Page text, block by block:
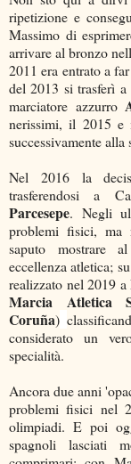
ripetizione e
Massimo di
arrivare al bronzo
2011 era entrato a
del 2013 si trasferì a
marciatore azzurro
nerissimi, il 2015 e
successivamente alla
Nel 2016 la
trasferendosi a
Parcesepe. Negli
problemi fisici, ma
saputo mostrare
eccellenza atletica;
realizzato nel 2019
Marcia Atletica
Coruña)
considerato un
specialità.
Ancora due anni
problemi fisici nel
olimpiadi. E poi
spagnoli lasciati